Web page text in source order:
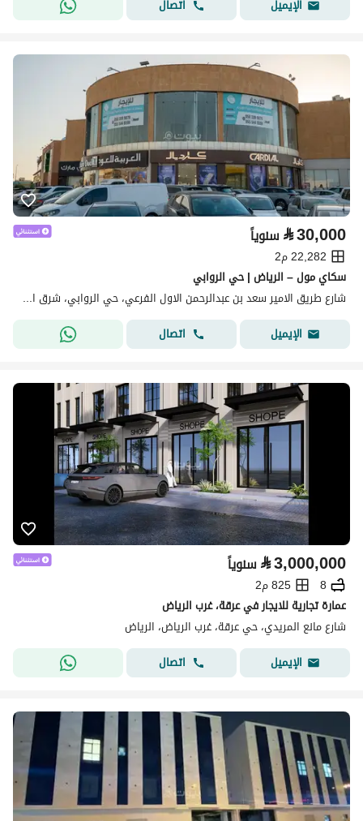
الإيميل
اتصال
⃁30,000 سنوياً
22,282 م2
سكاي مول – الرياض | حي الروابي
شارع طريق الامير سعد بن عبدالرحمن الاول الفرعي، حي الروابي، شرق الرياض، الرياض
الإيميل
اتصال
⃁3,000,000 سنوياً
8
825 م2
عمارة تجارية للايجار في عرقة، غرب الرياض
شارع مانع المريدي، حي عرقة، غرب الرياض، الرياض
الإيميل
اتصال